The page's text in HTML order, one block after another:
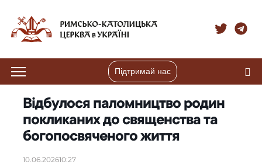
Підтримай нас
Відбулося паломництво родин
покликаних до священства та
богопосвяченого життя
10.06.202610:27